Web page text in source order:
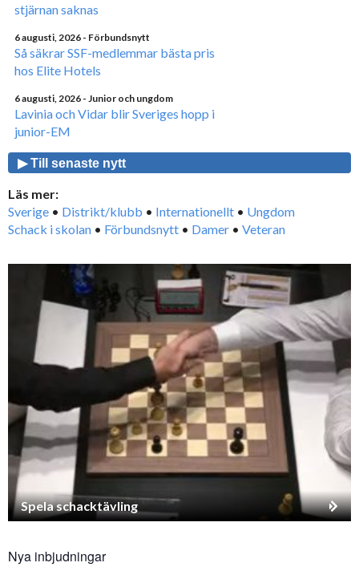
stjärnan saknas
6 augusti, 2026 - Förbundsnytt
Så säkrar SSF-medlemmar bästa pris
hos Elite Hotels
6 augusti, 2026 - Junior och ungdom
Lavinia och Vidar blir Sveriges hopp i
junior-EM
▶ Till senaste nytt
Läs mer:
Sverige • Distrikt/klubb • Internationellt • Ungdom
Schack i skolan • Förbundsnytt • Damer • Veteran
Spela schacktävling
Nya inbjudningar